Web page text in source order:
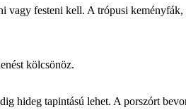
vagy festeni kell. A trópusi
kölcsönöz.
hideg tapintású lehet. A porszórt